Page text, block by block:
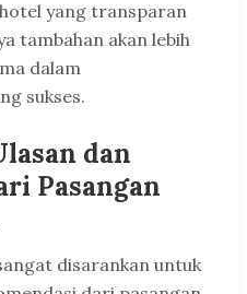
yang transparan
tambahan akan lebih
dalam
sukses.
dan
Pasangan
disarankan untuk